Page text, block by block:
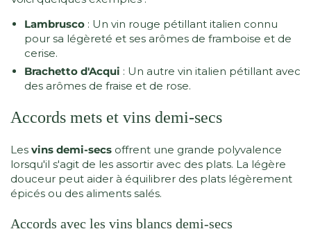
Lambrusco : Un vin rouge pétillant italien connu
pour sa légèreté et ses arômes de framboise et de
cerise.
Brachetto d'Acqui : Un autre vin italien pétillant avec
des arômes de fraise et de rose.
Accords mets et vins demi-secs
Les vins demi-secs offrent une grande polyvalence
lorsqu'il s'agit de les assortir avec des plats. La légère
douceur peut aider à équilibrer des plats légèrement
épicés ou des aliments salés.
Accords avec les vins blancs demi-secs